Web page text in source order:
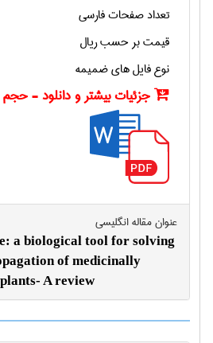
تعداد صفحات فارسی
قیمت بر حسب ریال
نوع فایل های ضمیمه
جزئیات بیشتر و دانلود - حجم
عنوان مقاله انگليسی
a biological tool for solving
of medicinally
A review.